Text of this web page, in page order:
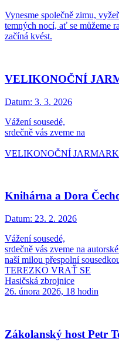
Vynesme společně zimu,
temných nocí, ať se můžeme
začíná kvést.
VELIKONOČNÍ
Datum: 3. 3. 2026
Vážení sousedé,
srdečně vás zveme na
VELIKONOČNÍ JARMARK
Knihárna a Dora
Datum: 23. 2. 2026
Vážení sousedé,
srdečně vás zveme na
naší milou přespolní
TEREZKO VRAŤ SE
Hasičská zbrojnice
26. února 2026, 18 hodin
Zákolanský host Petr